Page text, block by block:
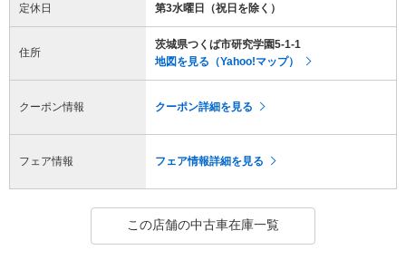
定休日 第3水曜日（祝日を除く）
住所
茨城県つくば市研究学園5-1-1
地図を見る（Yahoo!マップ）
クーポン情報 クーポン詳細を見る
フェア情報 フェア情報詳細を見る
この店舗の中古車在庫一覧